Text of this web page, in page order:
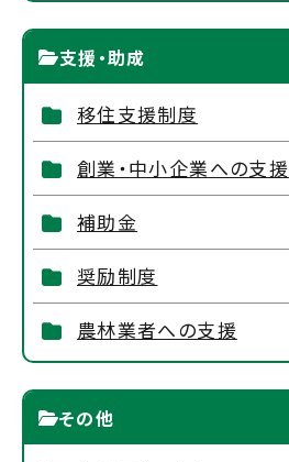
支援・助成
移住支援制度
創業・中小企業への支援
補助金
奨励制度
農林業者への支援
その他